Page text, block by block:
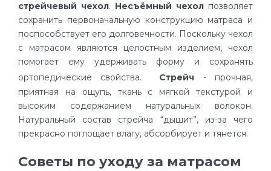
стрейчевый чехол. Несъёмный чехол позволяет
сохранить первоначальную конструкцию матраса и
поспособствует его долговечности. Поскольку чехол
с матрасом являются целостным изделием, чехол
помогает ему удерживать форму и сохранять
ортопедические свойства.
Стрейч - прочная,
приятная на ощупь, ткань с мягкой текстурой и
высоким содержанием натуральных волокон.
Натуральный состав стрейча “дышит”, из-за чего
прекрасно поглощает влагу, абсорбирует и тянется.
Советы по уходу за матрасом